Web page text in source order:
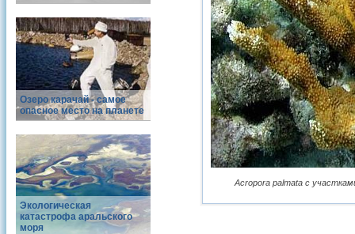
Озеро карачай - самое
опасное место на планете
Экологическая
катастрофа аральского
моря
Acropora palmata с